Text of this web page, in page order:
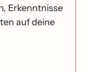
Erkenntnisse
auf deine